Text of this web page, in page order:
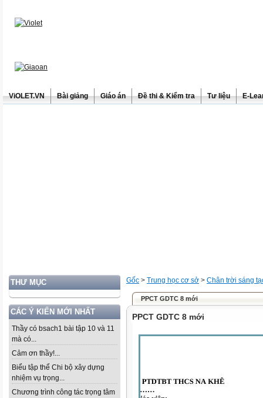
ViOLET.VN Bài giảng Giáo án Đề thi & Kiểm tra Tư liệu E-
THƯ MỤC
CÁC Ý KIẾN MỚI NHẤT
Thầy có bsach1 bài tập 10 và 11
mà có...
Cảm ơn thầy!...
Biểu tập thể Chi bộ xây dựng
nhiệm vụ trọng...
Chương trình công tác trọng tâm
Gốc > Trung học cơ sở > Chân trời sáng
PPCT GDTC 8 mới
PPCT GDTC 8 mới